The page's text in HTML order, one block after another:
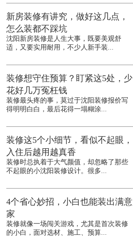
新房装修有讲究，做好这几点，
怎么装都不踩坑
沈阳新房装修是人生大事，既要美观舒
适，又要实用耐用，不少人新手装...
装修想守住预算？盯紧这5处，少
花好几万冤枉钱
装修最头疼的事，莫过于沈阳装修报价写
得明明白白，最后花得一塌糊涂...
装修这5个小细节，看似不起眼，
入住后越用越真香
装修时总执着于大气颜值，却忽略了那些
不起眼的小沈阳装修设计。很多...
4个省心妙招，小白也能装出满意
家
装修就像一场闯关游戏，尤其是首次装修
的小白，面对选材、施工、预算...